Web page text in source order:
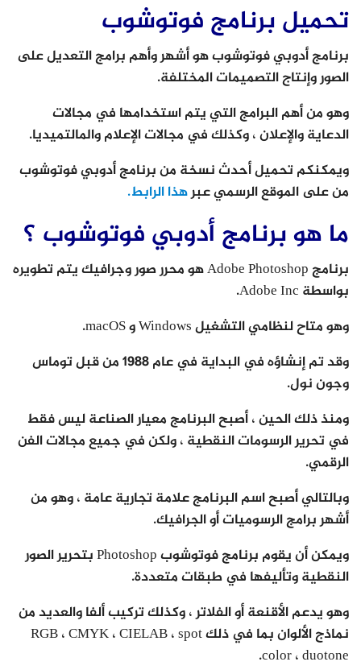
تحميل برنامج فوتوشوب
برنامج أدوبي فوتوشوب هو أشهر وأهم برامج التعديل على
الصور وإنتاج التصميمات المختلفة.
وهو من أهم البرامج التي يتم استخدامها في مجالات
الدعاية والإعلان ، وكذلك في مجالات الإعلام والمالتميديا.
ويمكنكم تحميل أحدث نسخة من برنامج أدوبي فوتوشوب
من على الموقع الرسمي عبرهذا الرابط.
ما هو برنامج أدوبي فوتوشوب ؟
برنامج Adobe Photoshop هو محرر صور وجرافيك يتم تطويره
بواسطة Adobe Inc.
وهو متاح لنظامي التشغيل Windows و macOS.
وقد تم إنشاؤه في البداية في عام 1988 من قبل توماس
وجون نول.
ومنذ ذلك الحين ، أصبح البرنامج معيار الصناعة ليس فقط
في تحرير الرسومات النقطية ، ولكن في جميع مجالات الفن
الرقمي.
وبالتالي أصبح اسم البرنامج علامة تجارية عامة ، وهو من
أشهر برامج الرسوميات أو الجرافيك.
ويمكن أن يقوم برنامج فوتوشوب Photoshop بتحرير الصور
النقطية وتأليفها في طبقات متعددة.
وهو يدعم الأقنعة أو الفلاتر ، وكذلك تركيب ألفا والعديد من
نماذج الألوان بما في ذلك RGB ، CMYK ، CIELAB ، spot
color ، duotone.